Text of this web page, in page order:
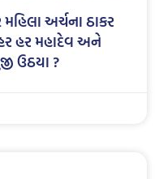
અર્ચના ઠાકર
હર મહાદેવ અને
ઉઠયા ?